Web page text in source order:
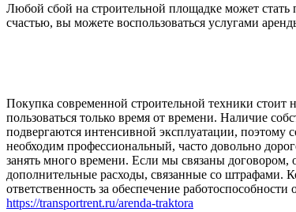
Любой сбой на строительной площадке может
счастью, вы можете воспользоваться услугами
Покупка современной строительной техники стоит
пользоваться только время от времени. Наличие
подвергаются интенсивной эксплуатации, поэтому
необходим профессиональный, часто довольно
занять много времени. Если мы связаны договором,
дополнительные расходы, связанные со штрафами.
ответственность за обеспечение
https://transportrent.ru/arenda-traktora